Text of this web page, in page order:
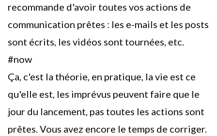
recommande d'avoir toutes vos actions de
communication prêtes : les e-mails et les posts
sont écrits, les vidéos sont tournées, etc.
#now
Ça, c'est la théorie, en pratique, la vie est ce
qu'elle est, les imprévus peuvent faire que le
jour du lancement, pas toutes les actions sont
prêtes. Vous avez encore le temps de corriger.